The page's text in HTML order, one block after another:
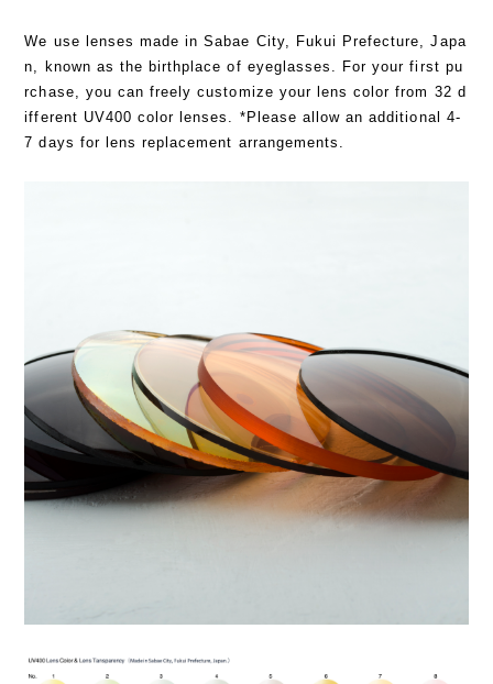
We use lenses made in Sabae City, Fukui Prefecture, Japa
n, known as the birthplace of eyeglasses. For your first pu
rchase, you can freely customize your lens color from 32 d
ifferent UV400 color lenses. *Please allow an additional 4-
7 days for lens replacement arrangements.